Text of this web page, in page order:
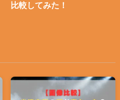
比較してみた！